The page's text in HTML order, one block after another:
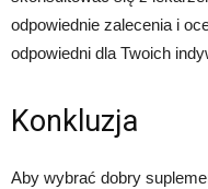
odpowiednie zalecenia i
odpowiedni dla Twoich
Konkluzja
Aby wybrać dobry